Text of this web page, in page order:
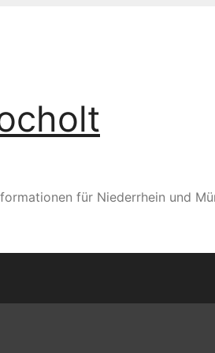
für Niederrhein und